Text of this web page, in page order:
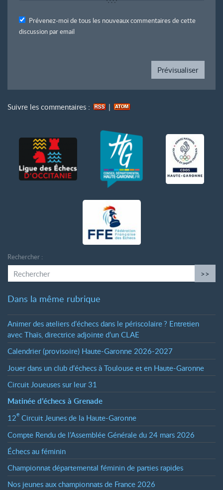
Prévenez-moi de tous les nouveaux commentaires de cette
discussion par email
Suivre les commentaires : |
Rechercher :
>>
Dans la même rubrique
Animer des ateliers d’échecs dans le périscolaire ? Entretien
avec Thaïs, directrice adjointe d’un CLAE
Calendrier (provisoire) Haute-Garonne 2026-2027
Jouer dans un club d’échecs à Toulouse et en Haute-Garonne
Circuit Joueuses sur leur 31
Matinée d’échecs à Grenade
12e Circuit Jeunes de la Haute-Garonne
Compte Rendu de l’Assemblée Générale du 24 mars 2026
Échecs au féminin
Championnat départemental féminin de parties rapides
Nos jeunes aux championnats de France 2026